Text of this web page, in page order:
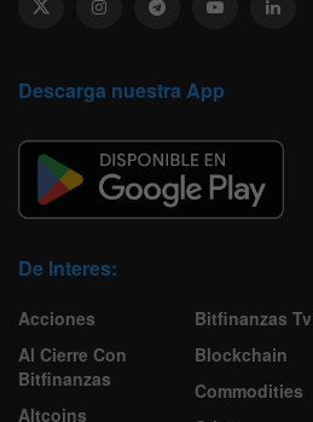
Descarga nuestra App
De Interes:
Acciones
Al Cierre Con
Bitfinanzas
Altcoins
Bitfinanzas Tv
Blockchain
Commodities